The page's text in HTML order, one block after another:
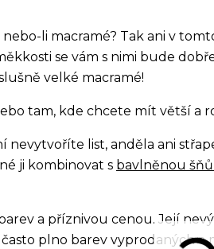
li macramé? Tak ani v
se vám s nimi bude
velké macramé!
tam, kde chcete mít větší a
nevytvoříte list, anděla ani
ji kombinovat s bavlněnou
a příznivou cenou. Její
plno barev vyprodaných a